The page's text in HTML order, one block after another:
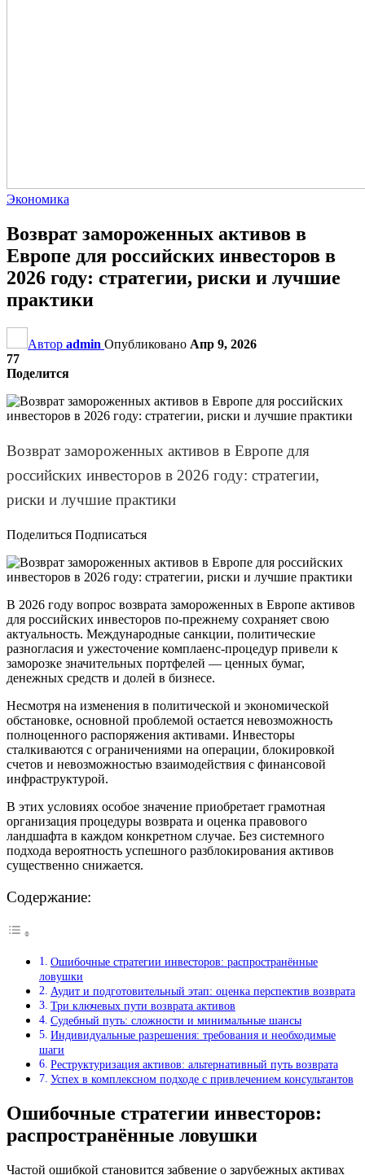
Экономика
Возврат замороженных активов в
Европе для российских инвесторов в
2026 году: стратегии, риски и лучшие
практики
Автор admin Опубликовано Апр 9, 2026
77
Поделится
Возврат замороженных активов в Европе для
российских инвесторов в 2026 году: стратегии,
риски и лучшие практики
Поделиться Подписаться
В 2026 году вопрос возврата замороженных в Европе активов
для российских инвесторов по-прежнему сохраняет свою
актуальность. Международные санкции, политические
разногласия и ужесточение комплаенс-процедур привели к
заморозке значительных портфелей — ценных бумаг,
денежных средств и долей в бизнесе.
Несмотря на изменения в политической и экономической
обстановке, основной проблемой остается невозможность
полноценного распоряжения активами. Инвесторы
сталкиваются с ограничениями на операции, блокировкой
счетов и невозможностью взаимодействия с финансовой
инфраструктурой.
В этих условиях особое значение приобретает грамотная
организация процедуры возврата и оценка правового
ландшафта в каждом конкретном случае. Без системного
подхода вероятность успешного разблокирования активов
существенно снижается.
Содержание:
Ошибочные стратегии инвесторов: распространённые
ловушки
Аудит и подготовительный этап: оценка перспектив возврата
Три ключевых пути возврата активов
Судебный путь: сложности и минимальные шансы
Индивидуальные разрешения: требования и необходимые
шаги
Реструктуризация активов: альтернативный путь возврата
Успех в комплексном подходе с привлечением консультантов
Ошибочные стратегии инвесторов:
распространённые ловушки
Частой ошибкой становится забвение о зарубежных активах